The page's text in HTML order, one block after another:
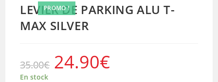
PROMO !
LEVIER DE PARKING ALU T-
MAX SILVER
35.00€
Le
prix
initial
24.90€Le
En stock